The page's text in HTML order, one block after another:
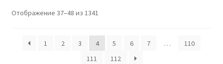
Отображение 37–48 из 1341
1 2 3 4 5 6 7 …
110
111
112